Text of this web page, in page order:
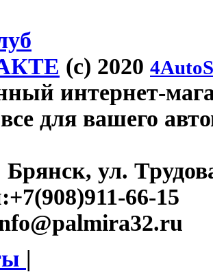
(c) 2020
интернет-
для вашего
Брянск, ул.
+7(908)911-66-15
|